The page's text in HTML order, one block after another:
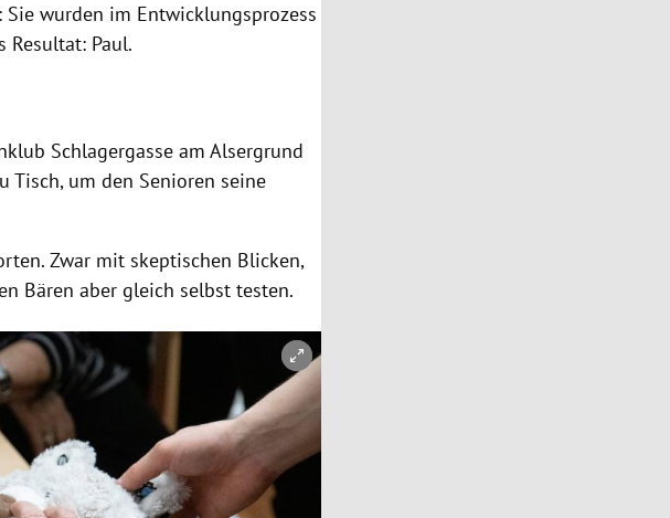
wurden im Entwicklungsprozess
Paul.
Schlagergasse am Alsergrund
Tisch, um den Senioren seine
Zwar mit skeptischen Blicken,
Bären aber gleich selbst testen.